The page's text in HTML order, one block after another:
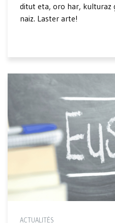
ditut eta, oro har, kulturaz
naiz. Laster arte!
ACTUALITÉS